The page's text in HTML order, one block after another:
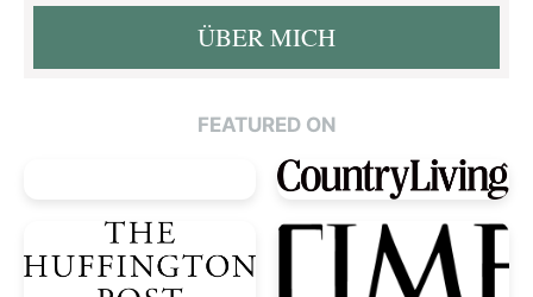
ÜBER MICH
FEATURED ON